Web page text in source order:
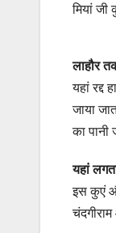
मियां
लाहौर
यहां
जाया
का पानी
यहां
इस कुएं